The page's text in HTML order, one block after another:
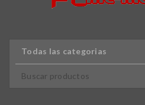
Todas las categorias